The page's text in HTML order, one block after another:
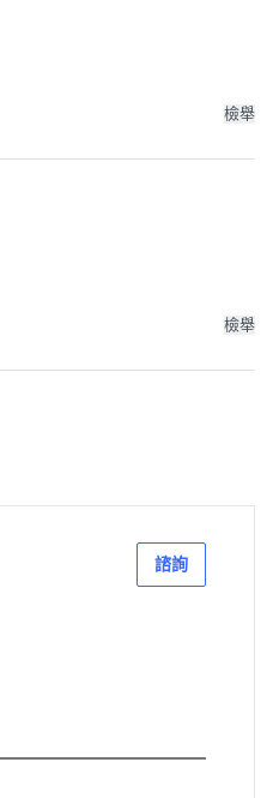
檢舉
檢舉
諮詢